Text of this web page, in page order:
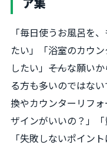
「毎日使うお風呂を
たい」「浴室のカウ
したい」――そんな願い
る方も多いのではな
換やカウンターリフ
ザインがいいの？」「
「失敗しないポイン